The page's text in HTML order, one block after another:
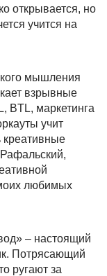
открывается, но
учится на
мышления
взрывные
BTL, маркетинга
учит
креативные
любимых
– настоящий
Потрясающий
ругают за